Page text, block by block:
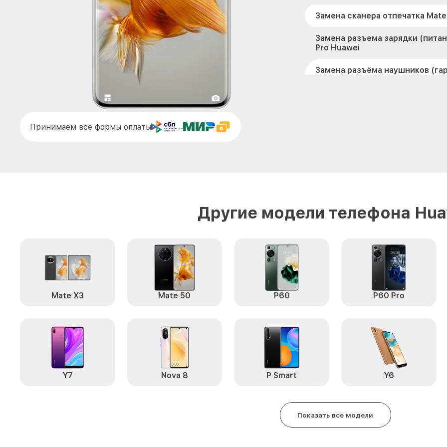
Замена сканера отпечатка
Замена разъема зарядки
Pro Huawei
Замена разъёма наушников
Замена микрофона Mate 50 Pro
Замена экрана Mate 50 Pro
Замена аккумулятора Mate 50
Замена задней крышки Mate 50
Замена стекла Mate 50 Pro
Замена датчика приближения
Замена вибромотора Mate 50
Принимаем все формы оплаты
Другие модели телефона
Mate X3 Mate 50 P60 P60 Pro
Y7 Nova 8 P Smart Y6
Показать все модели